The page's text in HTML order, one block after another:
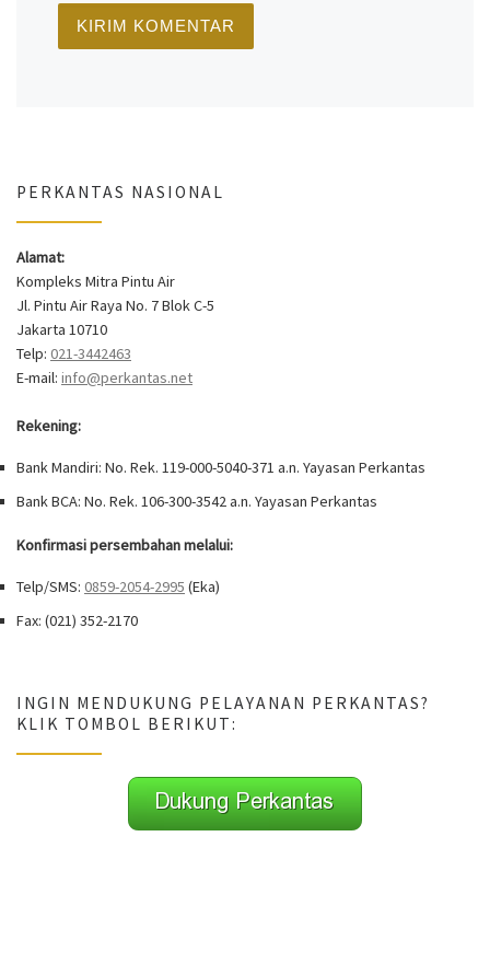
PERKANTAS NASIONAL
Alamat:
Kompleks Mitra Pintu Air
Jl. Pintu Air Raya No. 7 Blok C-5
Jakarta 10710
Telp: 021-3442463
E-mail: info@perkantas.net
Rekening:
Bank Mandiri: No. Rek. 119-000-5040-371 a.n. Yayasan Perkantas
Bank BCA: No. Rek. 106-300-3542 a.n. Yayasan Perkantas
Konfirmasi persembahan melalui:
Telp/SMS: 0859-2054-2995 (Eka)
Fax: (021) 352-2170
INGIN MENDUKUNG PELAYANAN PERKANTAS?
KLIK TOMBOL BERIKUT: